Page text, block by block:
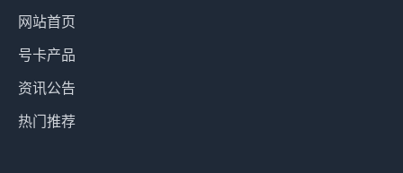
网站首页
号卡产品
资讯公告
热门推荐